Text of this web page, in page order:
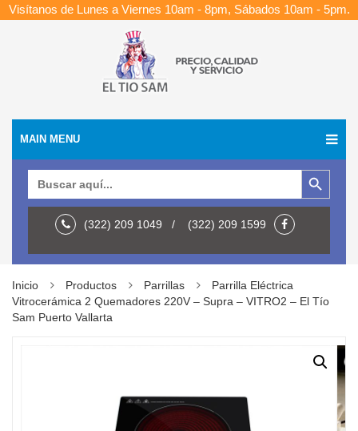
Visítanos de Lunes a Viernes 10am - 8pm, Sábados 10am - 5pm.
MAIN MENU
Botón de búsqueda
(322) 209 1049 / (322) 209 1599
Inicio Productos Parrillas
Parrilla Eléctrica
Vitrocerámica 2 Quemadores 220V – Supra – VITRO2 – El Tío
Sam Puerto Vallarta